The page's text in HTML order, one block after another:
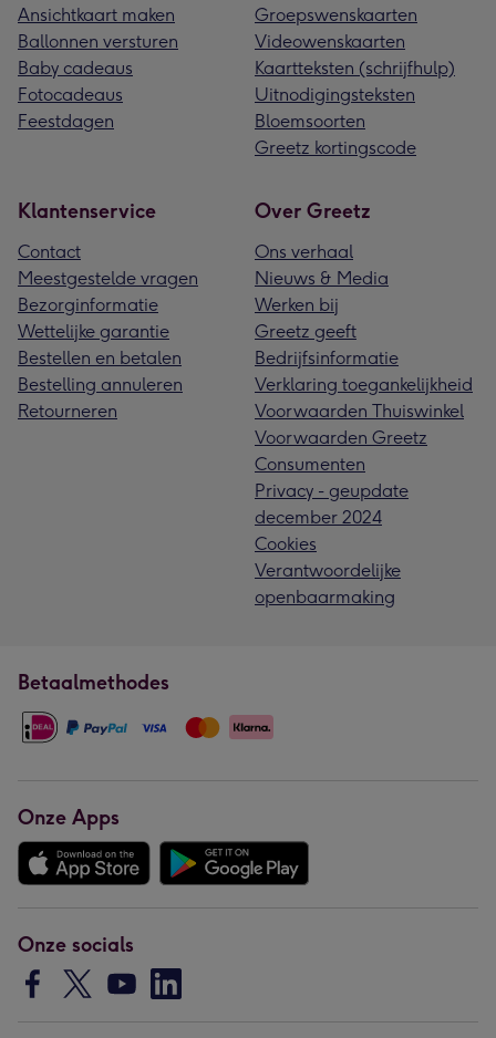
Ansichtkaart maken
Ballonnen versturen
Baby cadeaus
Fotocadeaus
Feestdagen
Groepswenskaarten
Videowenskaarten
Kaartteksten (schrijfhulp)
Uitnodigingsteksten
Bloemsoorten
Greetz kortingscode
Klantenservice
Contact
Meestgestelde vragen
Bezorginformatie
Wettelijke garantie
Bestellen en betalen
Bestelling annuleren
Retourneren
Over Greetz
Ons verhaal
Nieuws & Media
Werken bij
Greetz geeft
Bedrijfsinformatie
Verklaring toegankelijkheid
Voorwaarden Thuiswinkel
Voorwaarden Greetz
Consumenten
Privacy - geupdate
december 2024
Cookies
Verantwoordelijke
openbaarmaking
Betaalmethodes
Onze Apps
Onze socials